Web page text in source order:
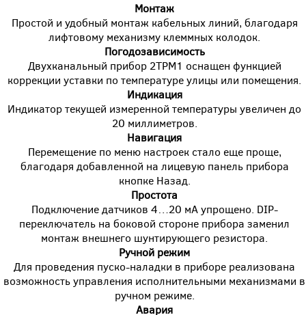
Монтаж
Простой и удобный монтаж кабельных линий, благодаря
лифтовому механизму клеммных колодок.
Погодозависимость
Двухканальный прибор 2ТРМ1 оснащен функцией
коррекции уставки по температуре улицы или помещения.
Индикация
Индикатор текущей измеренной температуры увеличен до
20 миллиметров.
Навигация
Перемещение по меню настроек стало еще проще,
благодаря добавленной на лицевую панель прибора
кнопке Назад.
Простота
Подключение датчиков 4…20 мА упрощено. DIP-
переключатель на боковой стороне прибора заменил
монтаж внешнего шунтирующего резистора.
Ручной режим
Для проведения пуско-наладки в приборе реализована
возможность управления исполнительными механизмами в
ручном режиме.
Авария